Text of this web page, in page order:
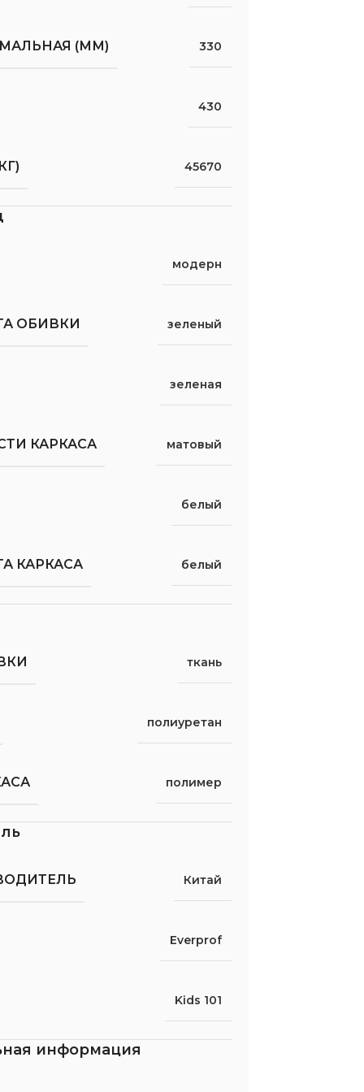
(ММ) 330
430
45670
модерн
ОБИВКИ зеленый
зеленая
КАРКАСА матовый
белый
КАРКАСА белый
ткань
полиуретан
полимер
Китай
Everprof
Kids 101
информация